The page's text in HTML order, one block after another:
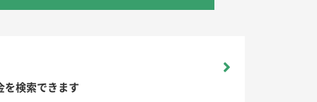
を検索できます